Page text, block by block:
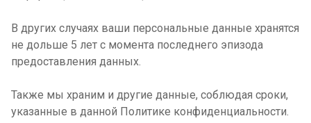
В других случаях ваши персональные данные хранятся
не дольше 5 лет с момента последнего эпизода
предоставления данных.
Также мы храним и другие данные, соблюдая сроки,
указанные в данной Политике конфиденциальности.